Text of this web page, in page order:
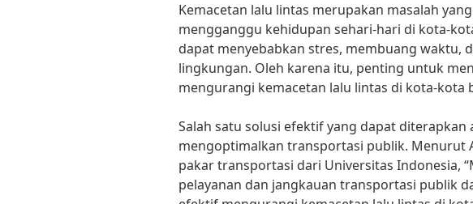
Kemacetan lalu lintas merupakan masalah
mengganggu kehidupan sehari-hari di kota-
dapat menyebabkan stres, membuang waktu,
lingkungan. Oleh karena itu, penting untuk
mengurangi kemacetan lalu lintas di kota-kota
Salah satu solusi efektif yang dapat diterapkan
mengoptimalkan transportasi publik. Menurut
pakar transportasi dari Universitas Indonesia,
pelayanan dan jangkauan transportasi publik